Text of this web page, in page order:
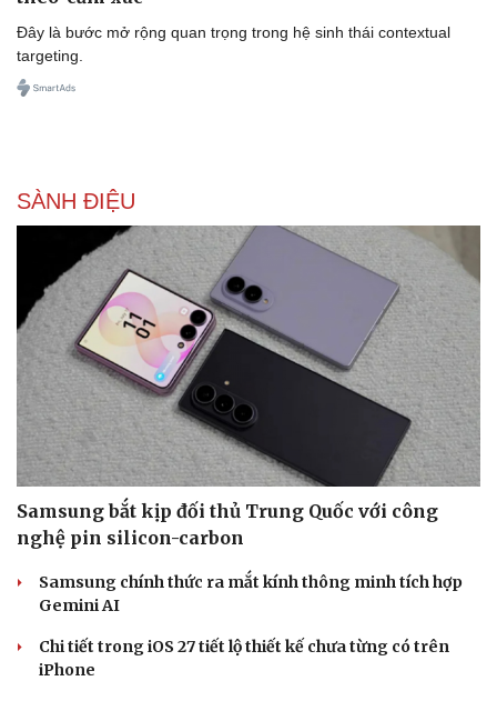
Văn hóa
Sân khấu - Điện ảnh
Văn học
Âm nhạc
Di sản
Giải trí
Nghệ sĩ
Đây là bước mở rộng quan trọng trong hệ sinh thái contextual
targeting.
SÀNH ĐIỆU
Samsung bắt kịp đối thủ Trung Quốc với công
nghệ pin silicon-carbon
Samsung chính thức ra mắt kính thông minh tích hợp
Gemini AI
Chi tiết trong iOS 27 tiết lộ thiết kế chưa từng có trên
iPhone